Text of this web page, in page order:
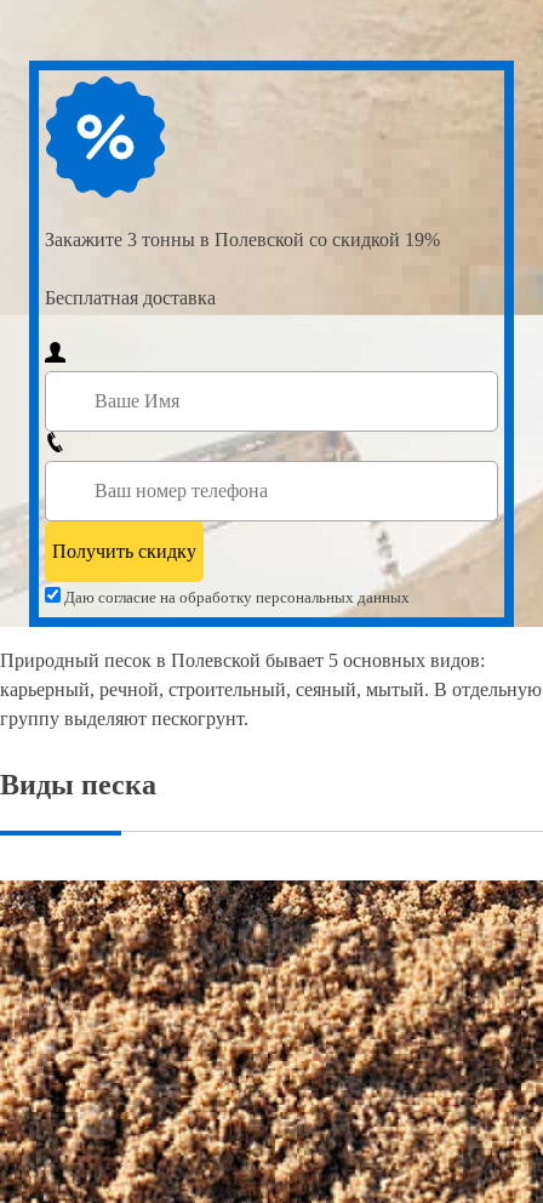
Закажите 3 тонны в Полевской со скидкой 19%
Бесплатная доставка
Даю согласие на обработку персональных данных
Природный песок в Полевской бывает 5 основных видов:
карьерный, речной, строительный, сеяный, мытый. В отдельную
группу выделяют пескогрунт.
Виды песка